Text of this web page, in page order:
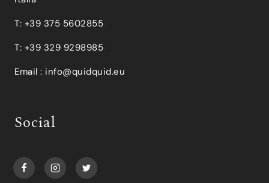
T: +39 375 5602855
T: +39 329 9298985
Email : info@quidquid.eu
Social